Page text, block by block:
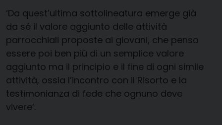
‘Da quest’ultima sottolineatura emerge già
da sé il valore aggiunto delle attività
parrocchiali proposte ai giovani, che penso
essere poi ben più di un semplice valore
aggiunto ma il principio e il fine di ogni simile
attività, ossia l’incontro con il Risorto e la
testimonianza di fede che ognuno deve
vivere’.